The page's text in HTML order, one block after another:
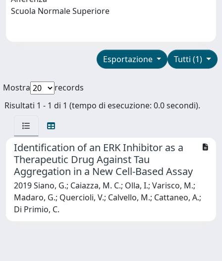
Scuola Normale Superiore
Tutti (1)
Esportazione
Mostra
records
Risultati 1 - 1 di 1 (tempo di esecuzione: 0.0 secondi).
Identification of an ERK Inhibitor as a
Therapeutic Drug Against Tau
Aggregation in a New Cell-Based Assay
2019 Siano, G.; Caiazza, M. C.; Olla, I.; Varisco, M.;
Madaro, G.; Quercioli, V.; Calvello, M.; Cattaneo, A.;
Di Primio, C.